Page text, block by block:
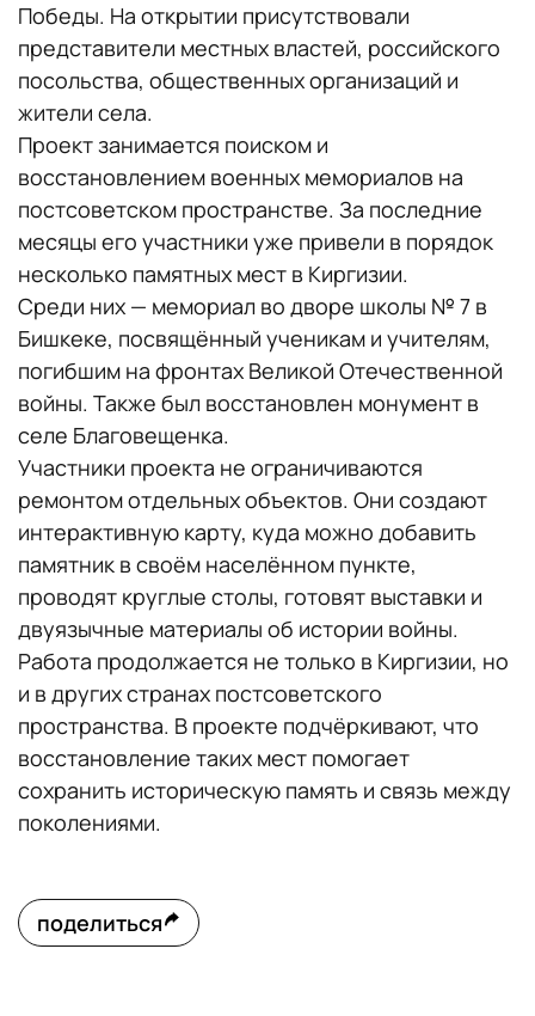
Победы. На открытии присутствовали
представители местных властей, российского
посольства, общественных организаций и
жители села.
Проект занимается поиском и
восстановлением военных мемориалов на
постсоветском пространстве. За последние
месяцы его участники уже привели в порядок
несколько памятных мест в Киргизии.
Среди них — мемориал во дворе школы № 7 в
Бишкеке, посвящённый ученикам и учителям,
погибшим на фронтах Великой Отечественной
войны. Также был восстановлен монумент в
селе Благовещенка.
Участники проекта не ограничиваются
ремонтом отдельных объектов. Они создают
интерактивную карту, куда можно добавить
памятник в своём населённом пункте,
проводят круглые столы, готовят выставки и
двуязычные материалы об истории войны.
Работа продолжается не только в Киргизии, но
и в других странах постсоветского
пространства. В проекте подчёркивают, что
восстановление таких мест помогает
сохранить историческую память и связь между
поколениями.
поделиться